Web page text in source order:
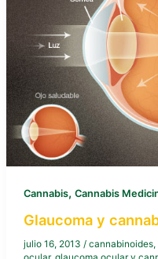
Cannabis, Cannabis
Glaucoma y
julio 16, 2013 / cannabinoides,